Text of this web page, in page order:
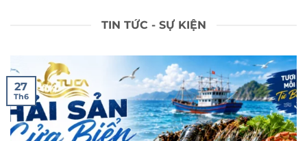
TIN TỨC - SỰ KIỆN
27
Th6